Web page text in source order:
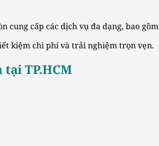
cung cấp các dịch vụ đa dạng, bao gồm
kiệm chi phí và trải nghiệm trọn vẹn.
TP.HCM